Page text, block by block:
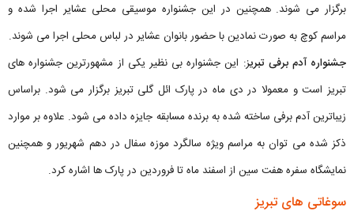
برگزار می شوند. همچنین در این جشنواره موسیقی محلی عشایر اجرا شده و
مراسم کوچ به صورت نمادین با حضور بانوان عشایر در لباس محلی اجرا می شوند.
جشنواره آدم برفی تبریز: این جشنواره بی نظیر یکی از مشهورترین جشنواره های
تبریز است و معمولا در دی ماه در پارک ائل گلی تبریز برگزار می‌ شود. براساس
زیباترین آدم برفی ساخته شده به برنده مسابقه جایزه داده می شود. علاوه بر موارد
ذکز شده می توان به مراسم ویژه سالگرد موزه سفال در دهم شهریور و همچنین
نمایشگاه سفره هفت‌ سین از اسفند ماه تا فروردین در پارک ها اشاره کرد.
سوغاتی های تبریز